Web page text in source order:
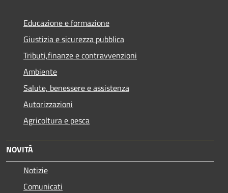
Educazione e formazione
Giustizia e sicurezza pubblica
Tributi,finanze e contravvenzioni
Ambiente
Salute, benessere e assistenza
Autorizzazioni
Agricoltura e pesca
NOVITÀ
Notizie
Comunicati